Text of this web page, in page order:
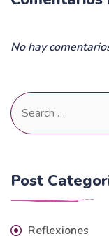
No hay
Search
for:
Post
Reflexiones